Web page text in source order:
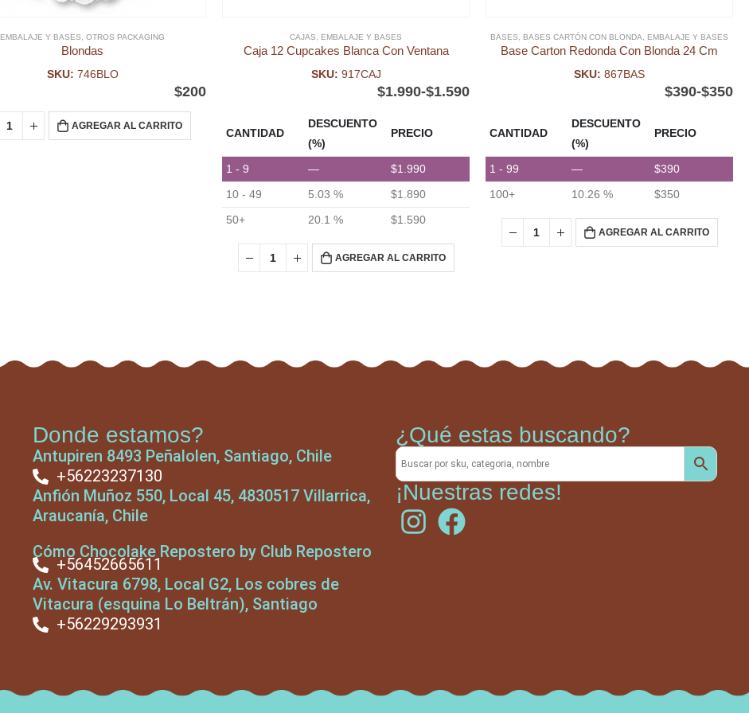
EMBALAJE Y BASES OTROS PACKAGING
Blondas
SKU: 746BLO
$200
AGREGAR AL CARRITO
CAJAS EMBALAJE Y BASES
Caja 12 Cupcakes Blanca Con Ventana
SKU: 917CAJ
$1.590
-
$1.990
CANTIDAD
DESCUENTO
(%)
PRECIO
1 - 9 — $1.990
10 - 49
5.03 % $1.890
50+
20.1 % $1.590
AGREGAR AL CARRITO
BASES BASES CARTÓN CON BLONDA EMBALAJE Y BASES
Base Carton Redonda Con Blonda 24 Cm
SKU: 867BAS
$350
-
$390
CANTIDAD
DESCUENTO
(%)
PRECIO
1 - 99 — $390
100+
10.26 % $350
AGREGAR AL CARRITO
Donde estamos?
Antupiren 8493 Peñalolen, Santiago, Chile
+56223237130
Anfión Muñoz 550, Local 45, 4830517 Villarrica,
Araucanía, Chile
Cómo Chocolake Repostero by Club Repostero
+56452665611
Av. Vitacura 6798, Local G2, Los cobres de
Vitacura (esquina Lo Beltrán), Santiago
+56229293931
¿Qué estas buscando?
¡Nuestras redes!